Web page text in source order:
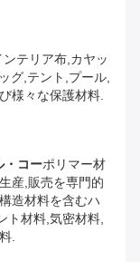
テリア布,カヤッ
グ,テント,プール,
様々な保護材料.
・コーポリマー材
産,販売を専門的
造材料を含むハ
ト材料,気密材料,
.